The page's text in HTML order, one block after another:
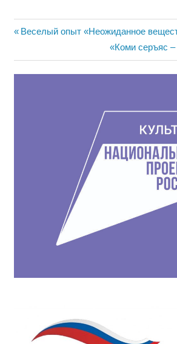
Навигация
по
Предыдущая
Веселый опыт «Неожиданное
Следующая
запись:
«Коми серъяс